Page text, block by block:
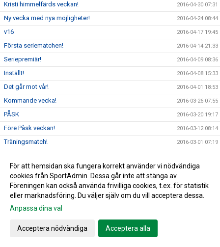
Kristi himmelfärds veckan! 2016-04-30 07:31
Ny vecka med nya möjligheter! 2016-04-24 08:44
v16 2016-04-17 19:45
Första seriematchen! 2016-04-14 21:33
Seriepremiär! 2016-04-09 08:36
Inställt! 2016-04-08 15:33
Det går mot vår! 2016-04-01 18:53
Kommande vecka! 2016-03-26 07:55
PÅSK 2016-03-20 19:17
Före Påsk veckan! 2016-03-12 08:14
Träningsmatch! 2016-03-01 07:19
Vill du påverka! 2016-02-01 19:35
NYTT ÅR & NYA MÖJLIGHETER! 2016-01-07 08:49
God Jul & Gott Nytt År! 2015-12-18 05:41
Luciabazaren
Äntligen är det klart!!
För att hemsidan ska fungera korrekt använder vi nödvändiga
cookies från SportAdmin. Dessa går inte att stänga av.
Föreningen kan också använda frivilliga cookies, t.ex. för statistik
eller marknadsföring. Du väljer själv om du vill acceptera dessa.
Anpassa dina val
Acceptera nödvändiga Acceptera alla